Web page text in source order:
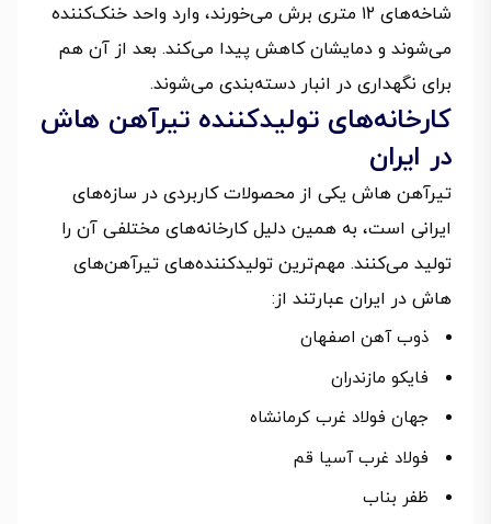
شاخه‌های ۱۲ متری برش می‌خورند، وارد واحد خنک‌کننده
می‌شوند و دمایشان کاهش پیدا می‌کند. بعد از آن هم
برای نگهداری در انبار دسته‌بندی می‌شوند.
کارخانه‌های تولیدکننده تیرآهن هاش
در ایران
تیرآهن هاش یکی از محصولات کاربردی در سازه‌های
ایرانی است، به همین دلیل کارخانه‌های مختلفی آن را
تولید می‌کنند. مهم‌ترین تولیدکننده‌های تیرآهن‌های
هاش در ایران عبارتند از:
ذوب آهن اصفهان
فایکو مازندران
جهان فولاد غرب کرمانشاه
فولاد غرب آسیا قم
ظفر بناب